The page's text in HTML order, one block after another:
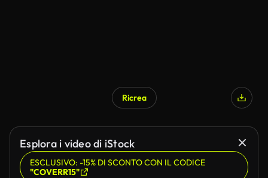
Generato da IA
Ricrea
Esplora i video di iStock
ESCLUSIVO: -15% DI SCONTO CON IL CODICE
"COVERR15"